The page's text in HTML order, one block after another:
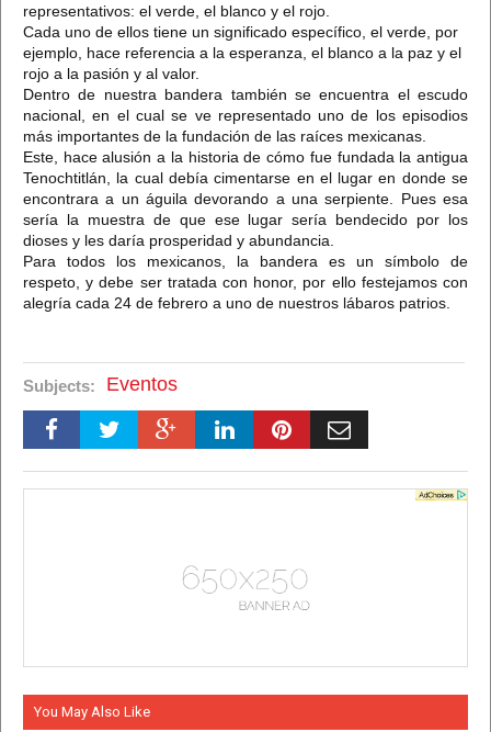
representativos: el verde, el blanco y el rojo.
Cada uno de ellos tiene un significado específico, el verde, por
ejemplo, hace referencia a la esperanza, el blanco a la paz y el
rojo a la pasión y al valor.
Dentro de nuestra bandera también se encuentra el escudo
nacional, en el cual se ve representado uno de los episodios
más importantes de la fundación de las raíces mexicanas.
Este, hace alusión a la historia de cómo fue fundada la antigua
Tenochtitlán, la cual debía cimentarse en el lugar en donde se
encontrara a un águila devorando a una serpiente. Pues esa
sería la muestra de que ese lugar sería bendecido por los
dioses y les daría prosperidad y abundancia.
Para todos los mexicanos, la bandera es un símbolo de
respeto, y debe ser tratada con honor, por ello festejamos con
alegría cada 24 de febrero a uno de nuestros lábaros patrios.
Subjects: Eventos
You May Also Like